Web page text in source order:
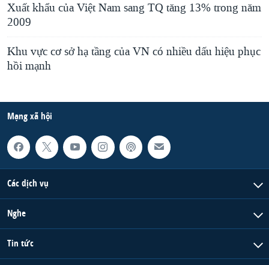
Xuất khẩu của Việt Nam sang TQ tăng 13% trong năm
2009
Khu vực cơ sở hạ tầng của VN có nhiều dấu hiệu phục
hồi mạnh
Mạng xã hội
Các dịch vụ
Nghe
Tin tức